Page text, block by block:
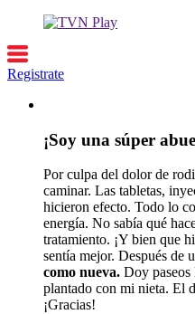
Registrate
¡Soy una súper
Por culpa del dolor de
caminar. Las tabletas,
hicieron efecto. Todo lo
energía. No sabía qué
tratamiento. ¡Y bien que
sentía mejor. Después de
como nueva. Doy
plantado con mi nieta. El
¡Gracias!